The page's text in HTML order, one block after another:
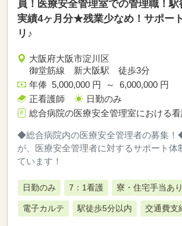
員！医療安全管理室での管理職！
実績4ヶ月分★残業少なめ！サポー
リ♪
大阪府大阪市淀川区
御堂筋線 新大阪駅 徒歩3分
年俸 5,000,000 円 ～ 6,000,000 円
正看護師
日勤のみ
総合病院の医療安全管理室における
◆総合病院内の医療安全管理者の募集
が、医療安全管理者に対するサポート体
ています！
日勤のみ 7：1看護 寮・住宅手当あり
電子カルテ 駅徒歩5分以内 交通費支